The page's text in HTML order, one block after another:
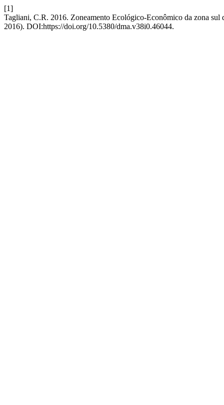
[1]
Tagliani, C.R. 2016. Zoneamento Ecológico-Econômico da zona
2016). DOI:https://doi.org/10.5380/dma.v38i0.46044.